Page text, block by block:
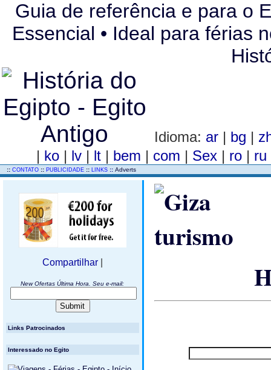
Guia de referência e para o
Essencial • Ideal para férias
Idioma: ar | bg |
| ko | lv | lt | bem | com | Sex | ro | ru
:: CONTATO :: PUBLICIDADE :: LINKS :: Adverts
Compartilhar
New Ofertas Última Hora. Seu e-mail:
Links Patrocinados
Interessado no Egito